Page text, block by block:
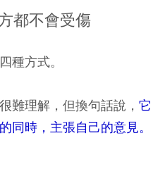
都不會受傷
種方式。
難理解，但換句話說， 它
同時，主張自己的意見。